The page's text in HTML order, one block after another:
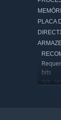
PLACA
bits
SO: